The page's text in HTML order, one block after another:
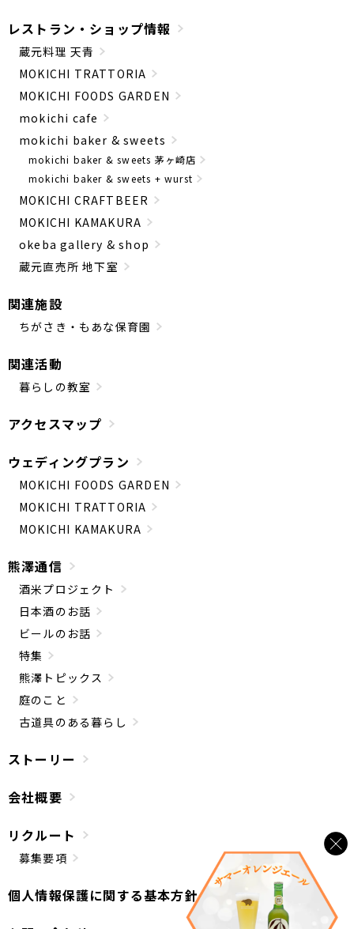
レストラン・ショップ情報
蔵元料理 天青
MOKICHI TRATTORIA
MOKICHI FOODS GARDEN
mokichi cafe
mokichi baker & sweets
mokichi baker & sweets 茅ヶ崎店
mokichi baker & sweets + wurst
MOKICHI CRAFTBEER
MOKICHI KAMAKURA
okeba gallery & shop
蔵元直売所 地下室
関連施設
ちがさき・もあな保育園
関連活動
暮らしの教室
アクセスマップ
ウェディングプラン
MOKICHI FOODS GARDEN
MOKICHI TRATTORIA
MOKICHI KAMAKURA
熊澤通信
酒米プロジェクト
日本酒のお話
ビールのお話
特集
熊澤トピックス
庭のこと
古道具のある暮らし
ストーリー
会社概要
リクルート
募集要項
個人情報保護に関する基本方針